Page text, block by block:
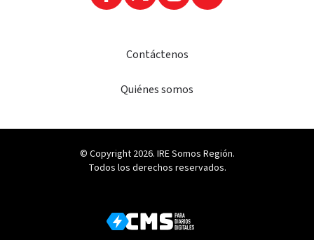
Contáctenos
Quiénes somos
© Copyright 2026. IRE Somos Región.
Todos los derechos reservados.